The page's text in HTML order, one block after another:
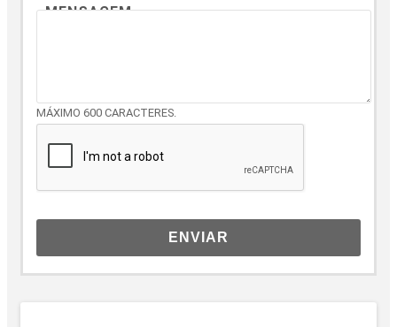
MENSAGEM
MÁXIMO 600 CARACTERES.
ENVIAR